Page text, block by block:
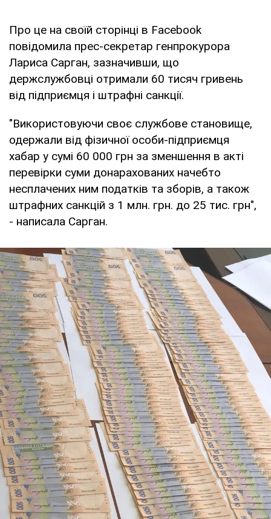
Про це на своїй сторінці в Facebook
повідомила прес-секретар генпрокурора
Лариса Сарган, зазначивши, що
держслужбовці отримали 60 тисяч гривень
від підприємця і штрафні санкції.
"Використовуючи своє службове становище,
одержали від фізичної особи-підприємця
хабар у сумі 60 000 грн за зменшення в акті
перевірки суми донарахованих начебто
несплачених ним податків та зборів, а також
штрафних санкцій з 1 млн. грн. до 25 тис. грн",
- написала Сарган.